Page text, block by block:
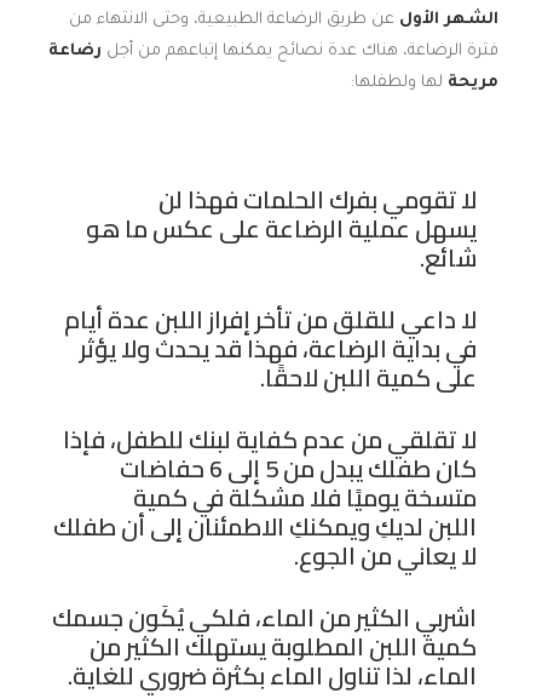
الشهر الأول عن طريق الرضاعة الطبيعية، وحتى الانتهاء من
فترة الرضاعة، هناك عدة نصائح يمكنها إتباعهم من أجل رضاعة
مريحة لها ولطفلها:
لا تقومي بفرك الحلمات فهذا لن
يسهل عملية الرضاعة على عكس ما هو
شائع.
لا داعي للقلق من تأخر إفراز اللبن عدة أيام
في بداية الرضاعة، فهذا قد يحدث ولا يؤثر
على كمية اللبن لاحقًا.
لا تقلقي من عدم كفاية لبنك للطفل، فإذا
كان طفلك يبدل من 5 إلى 6 حفاضات
متسخة يوميًا فلا مشكلة في كمية
اللبن لديكِ ويمكنكِ الاطمئنان إلى أن طفلك
لا يعاني من الجوع.
اشربي الكثير من الماء، فلكي يُكَون جسمك
كمية اللبن المطلوبة يستهلك الكثير من
الماء، لذا تناول الماء بكثرة ضروري للغاية.